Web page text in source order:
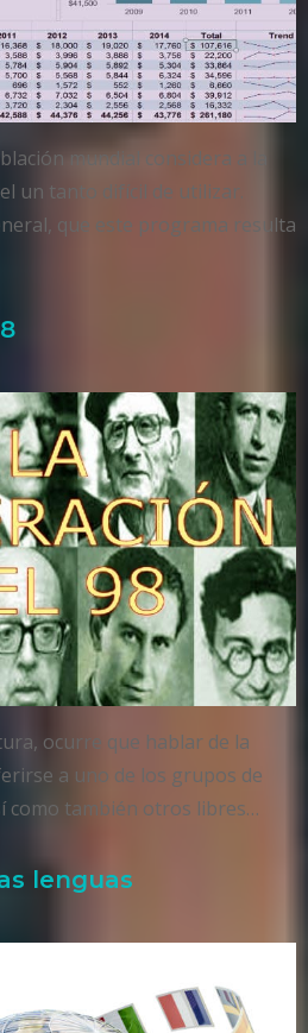
mundial considera a la
un tanto difícil de utilizar.
que este programa resulta
ocurre que hablar de la
a uno de los grupos de
como también otros libres…
lenguas